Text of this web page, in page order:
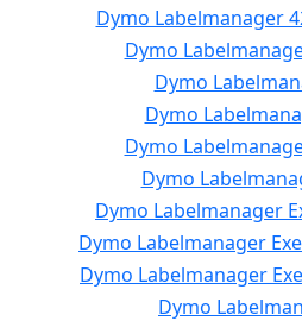
Dymo Labelmanager
Dymo
Dymo
Dymo
Dymo
Dymo
Dymo Labelmanager
Dymo Labelmanager
Dymo Labelmanager
Dymo